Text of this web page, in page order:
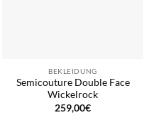
BEKLEIDUNG
Semicouture Double Face
Wickelrock
259,00€